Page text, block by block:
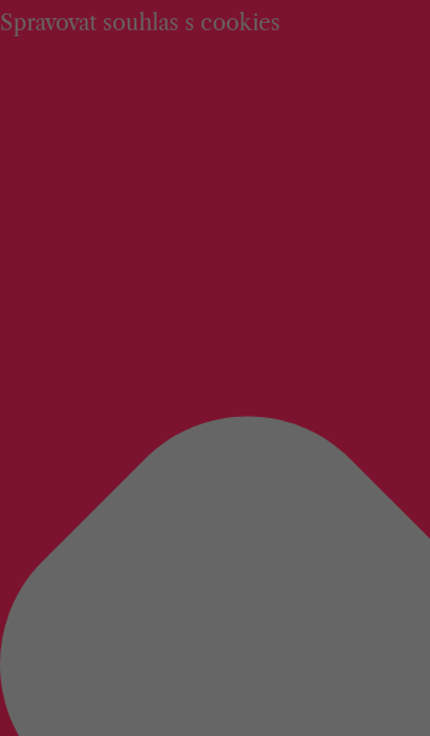
Spravovat souhlas s cookies